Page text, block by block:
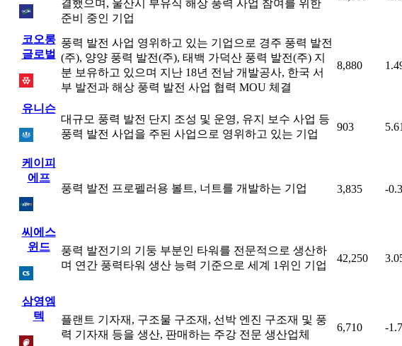
결했으며, 울산시 부유식 해상 풍력 사업 참여를 위한
준비 중인 기업
코오롱
글로벌
풍력 발전 사업 영위하고 있는 기업으로 경주 풍력 발전
(주), 양양 풍력 발전(주), 태백 가덕산 풍력 발전(주) 지
분 보유하고 있으며 지난 18년 전남 개발공사, 한국 서
부 발전과 해상 풍력 발전 사업 협력 MOU 체결
8,880
유니슨
대규모 풍력 발전 단지 조성 및 운영, 유지 보수 사업 등
풍력 발전 사업을 주된 사업으로 영위하고 있는 기업
903
케이피
에프
풍력 발전 프로펠러용 볼트, 너트를 개발하는 기업
3,835 -
씨에스
윈드
풍력 발전기의 기둥 부분인 타워를 전문적으로 생산하
며 연간 풍력타워 생산 능력 기준으로 세계 1위인 기업
42,250
삼영엠
텍
플랜트 기자재, 구조물 구조재, 선박 엔진 구조재 및 풍
력 기자재 등을 생산, 판매하는 주강 전문 생산업체
6,710 -